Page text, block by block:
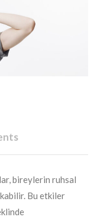
bireylerin ruhsal
Bu etkiler